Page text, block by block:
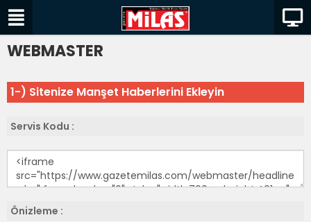
WEBMASTER
1-) Sitenize Manşet Haberlerini Ekleyin
Servis Kodu :
Önizleme :